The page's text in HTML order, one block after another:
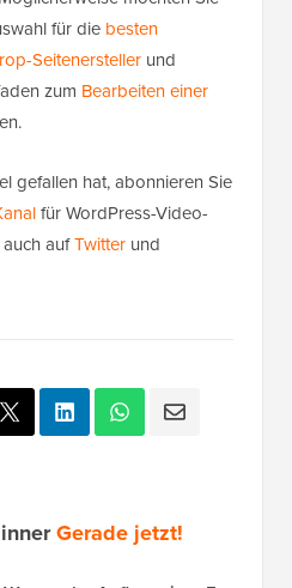
möchten Sie
für die besten
Seitenersteller und
zum Bearbeiten einer
gefallen hat, abonnieren Sie
für WordPress-Video-
auf Twitter und
Gerade jetzt!